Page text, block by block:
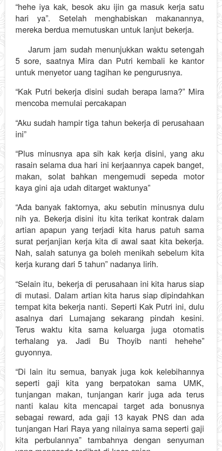
“hehe iya kak, besok aku ijin ga masuk kerja satu
hari ya”. Setelah menghabiskan makanannya,
mereka berdua memutuskan untuk lanjut bekerja.
Jarum jam sudah menunjukkan waktu setengah
5 sore, saatnya Mira dan Putri kembali ke kantor
untuk menyetor uang tagihan ke pengurusnya.
“Kak Putri bekerja disini sudah berapa lama?” Mira
mencoba memulai percakapan
“Aku sudah hampir tiga tahun bekerja di perusahaan
ini”
“Plus minusnya apa sih kak kerja disini, yang aku
rasain selama dua hari ini kerjaannya capek banget,
makan, solat bahkan mengemudi sepeda motor
kaya gini aja udah ditarget waktunya”
“Ada banyak faktornya, aku sebutin minusnya dulu
nih ya. Bekerja disini itu kita terikat kontrak dalam
artian apapun yang terjadi kita harus patuh sama
surat perjanjian kerja kita di awal saat kita bekerja.
Nah, salah satunya ga boleh menikah sebelum kita
kerja kurang dari 5 tahun” nadanya lirih.
“Selain itu, bekerja di perusahaan ini kita harus siap
di mutasi. Dalam artian kita harus siap dipindahkan
tempat kita bekerja nanti. Seperti Kak Putri ini, dulu
asalnya dari Lumajang sekarang pindah kesini.
Terus waktu kita sama keluarga juga otomatis
terhalang ya. Jadi Bu Thoyib nanti hehehe”
guyonnya.
“Di lain itu semua, banyak juga kok kelebihannya
seperti gaji kita yang berpatokan sama UMK,
tunjangan makan, tunjangan karir juga ada terus
nanti kalau kita mencapai target ada bonusnya
sebagai reward, ada gaji 13 kayak PNS dan ada
tunjangan Hari Raya yang nilainya sama seperti gaji
kita perbulannya” tambahnya dengan senyuman